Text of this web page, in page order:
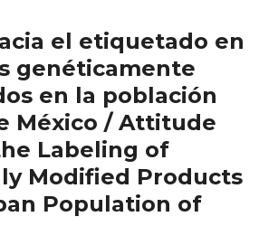
el etiquetado en
genéticamente
en la población
México / Attitude
Labeling of
Modified Products
Population of